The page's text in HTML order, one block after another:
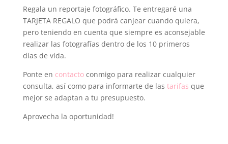
Regala un reportaje fotográfico. Te entregaré una
TARJETA REGALO que podrá canjear cuando quiera,
pero teniendo en cuenta que siempre es aconsejable
realizar las fotografías dentro de los 10 primeros
días de vida.
Ponte en contactoconmigo para realizar cualquier
consulta, así como para informarte de las tarifas que
mejor se adaptan a tu presupuesto.
Aprovecha la oportunidad!